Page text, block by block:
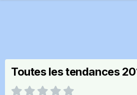
Toutes les tendances